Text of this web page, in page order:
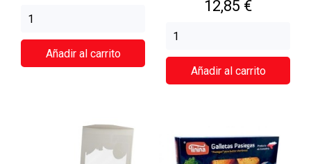
Añadir al carrito
Precio
12,85 €
Añadir al carrito